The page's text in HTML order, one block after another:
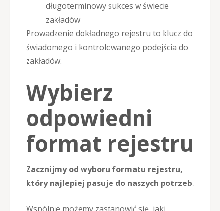
długoterminowy sukces w świecie
zakładów
Prowadzenie dokładnego rejestru to klucz do
świadomego i kontrolowanego podejścia do
zakładów.
Wybierz
odpowiedni
format rejestru
Zacznijmy od wyboru formatu rejestru,
który najlepiej pasuje do naszych potrzeb.
Wspólnie możemy zastanowić się, jaki